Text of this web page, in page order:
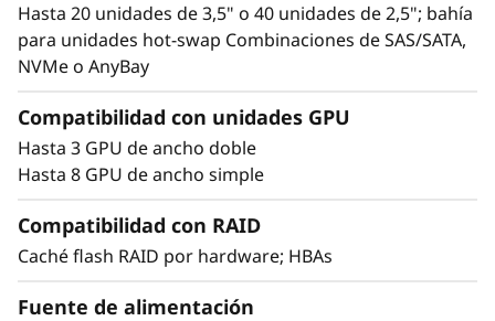
Las flexibles opciones de PCIe Gen4 o Gen5 le
ayudan a satisfacer los requisitos de E/S y el
presupuesto de su infraestructura.
Hasta 20 unidades de 3,5" o 40 unidades de 2,5"; bahía
para unidades hot-swap Combinaciones de SAS/SATA,
NVMe o AnyBay
Compatibilidad con unidades GPU
Hasta 3 GPU de ancho doble
Hasta 8 GPU de ancho simple
Compatibilidad con RAID
Caché flash RAID por hardware; HBAs
Fuente de alimentación